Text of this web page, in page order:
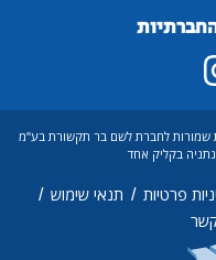
שמורות לחברת לשם בר תקשורת בע"מ
בקליק אחד
פרטיות / תנאי שימוש /